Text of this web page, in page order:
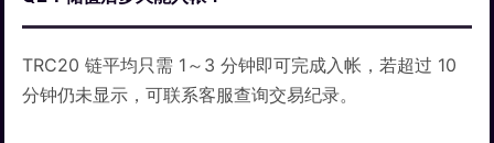
TRC20 链平均只需 1～3 分钟即可完成入帐，若超过 10
分钟仍未显示，可联系客服查询交易纪录。